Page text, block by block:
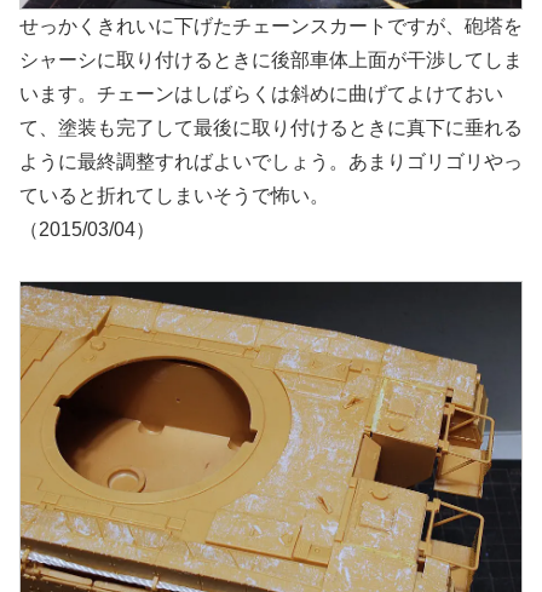
せっかくきれいに下げたチェーンスカートですが、砲塔を
シャーシに取り付けるときに後部車体上面が干渉してしま
います。チェーンはしばらくは斜めに曲げてよけておい
て、塗装も完了して最後に取り付けるときに真下に垂れる
ように最終調整すればよいでしょう。あまりゴリゴリやっ
ていると折れてしまいそうで怖い。
（2015/03/04）